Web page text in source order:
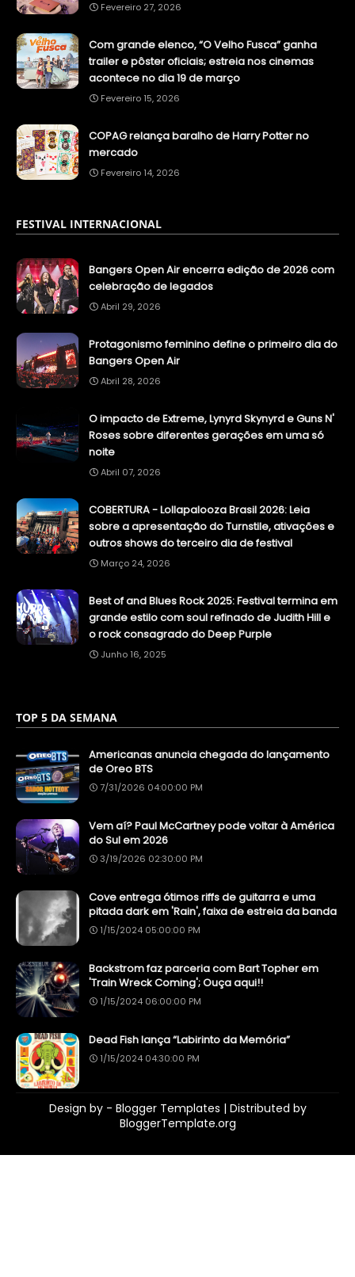
Fevereiro 27, 2026
Com grande elenco, “O Velho Fusca” ganha
trailer e pôster oficiais; estreia nos cinemas
acontece no dia 19 de março
Fevereiro 15, 2026
COPAG relança baralho de Harry Potter no
mercado
Fevereiro 14, 2026
FESTIVAL INTERNACIONAL
Bangers Open Air encerra edição de 2026 com
celebração de legados
Abril 29, 2026
Protagonismo feminino define o primeiro dia do
Bangers Open Air
Abril 28, 2026
O impacto de Extreme, Lynyrd Skynyrd e Guns N'
Roses sobre diferentes gerações em uma só
noite
Abril 07, 2026
COBERTURA - Lollapalooza Brasil 2026: Leia
sobre a apresentação do Turnstile, ativações e
outros shows do terceiro dia de festival
Março 24, 2026
Best of and Blues Rock 2025: Festival termina em
grande estilo com soul refinado de Judith Hill e
o rock consagrado do Deep Purple
Junho 16, 2025
TOP 5 DA SEMANA
Americanas anuncia chegada do lançamento
de Oreo BTS
7/31/2026 04:00:00 PM
Vem aí? Paul McCartney pode voltar à América
do Sul em 2026
3/19/2026 02:30:00 PM
Cove entrega ótimos riffs de guitarra e uma
pitada dark em 'Rain', faixa de estreia da banda
1/15/2024 05:00:00 PM
Backstrom faz parceria com Bart Topher em
'Train Wreck Coming'; Ouça aqui!!
1/15/2024 06:00:00 PM
Dead Fish lança “Labirinto da Memória”
1/15/2024 04:30:00 PM
Design by - Blogger Templates | Distributed by
BloggerTemplate.org